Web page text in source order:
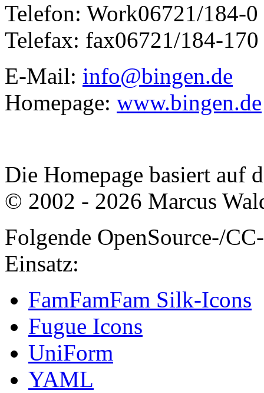
Telefon: Work06721/184-0
Telefax: fax06721/184-170
E-Mail: info@bingen.de
Homepage: www.bingen.de
Die Homepage basiert auf
© 2002 - 2026 Marcus
Folgende OpenSource-/
Einsatz:
FamFamFam Silk-Icons
Fugue Icons
UniForm
YAML